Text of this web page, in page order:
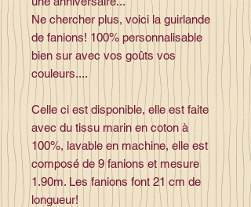
Ne chercher plus, voici la guirlande
de fanions! 100% personnalisable
bien sur avec vos goûts vos
couleurs....
Celle ci est disponible, elle est faite
avec du tissu marin en coton à
100%, lavable en machine, elle est
composé de 9 fanions et mesure
1.90m. Les fanions font 21 cm de
longueur!